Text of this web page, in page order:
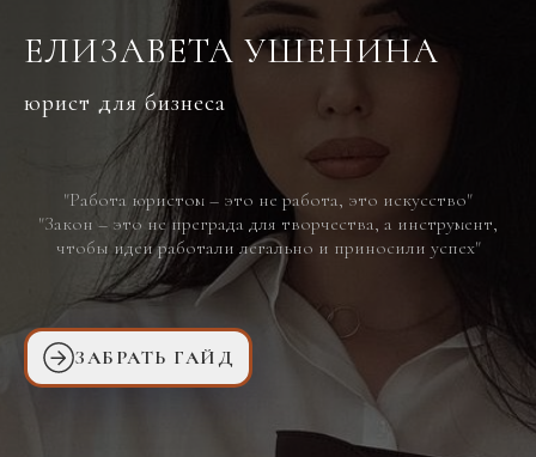
ЕЛИЗАВЕТА УШЕНИНА
юрист для бизнеса
"Работа юристом – это не работа, это искусство"
"Закон – это не преграда для творчества, а инструмент,
чтобы идеи работали легально и приносили успех"
ЗАБРАТЬ ГАЙД